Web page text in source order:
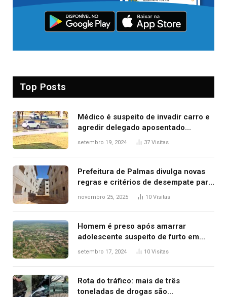
Top Posts
Médico é suspeito de invadir carro e
agredir delegado aposentado
durante confusão no trânsito
setembro 19, 2024 37 Visitas
Prefeitura de Palmas divulga novas
regras e critérios de desempate para
seleção de famílias no Minha Casa,
novembro 25, 2025 10 Visitas
Homem é preso após amarrar
adolescente suspeito de furto em
estaca de cerca e agredi-lo
setembro 17, 2024 10 Visitas
Rota do tráfico: mais de três
toneladas de drogas são